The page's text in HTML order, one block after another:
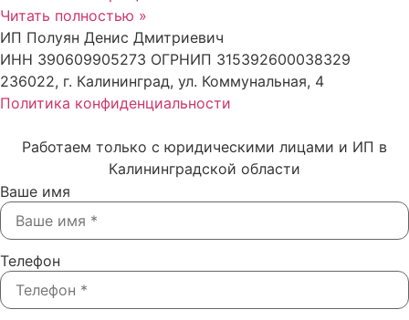
Читать полностью »
ИП Полуян Денис Дмитриевич
ИНН 390609905273 ОГРНИП 315392600038329
236022, г. Калининград, ул. Коммунальная, 4
Политика конфиденциальности
Работаем только с юридическими лицами и ИП в
Калининградской области
Ваше имя
Телефон